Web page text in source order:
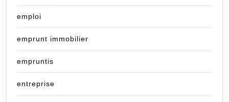
emploi
emprunt immobilier
empruntis
entreprise